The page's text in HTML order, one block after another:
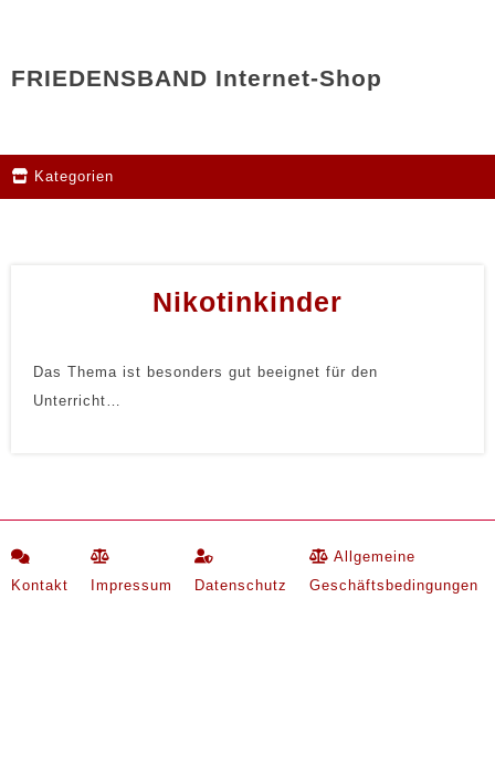
FRIEDENSBAND Internet-Shop
Kategorien
Nikotinkinder
Das Thema ist besonders gut beeignet für den
Unterricht…
Kontakt Impressum Datenschutz
Allgemeine
Geschäftsbedingungen